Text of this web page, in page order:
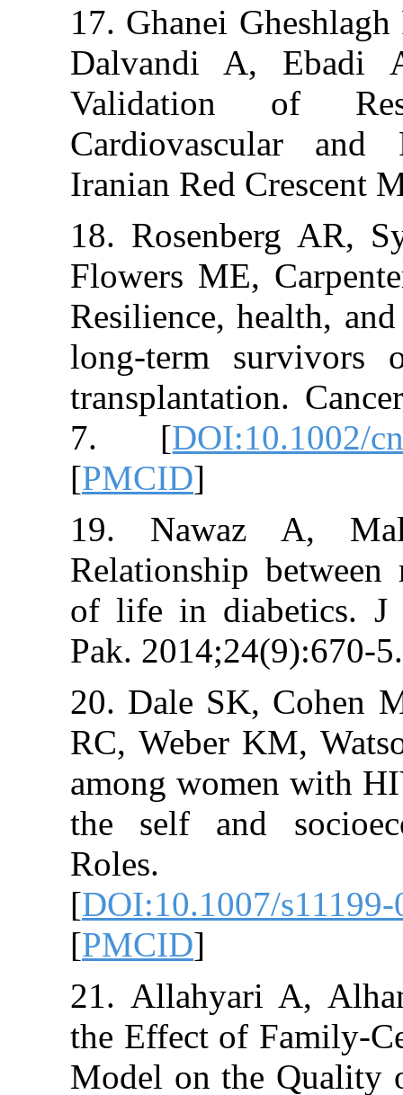
17. Ghanei
Dalvandi A,
Validation
Iranian Red
18.
Flowers ME,
Resilience,
long-term
7. [
[PMCID
19. Nawaz
Relationship
of life in
Pak.
20. Dale SK,
RC, Weber
among
the self and
[DOI:10.1007/
[PMCID
21. Allahyari
the Effect of
Model on the